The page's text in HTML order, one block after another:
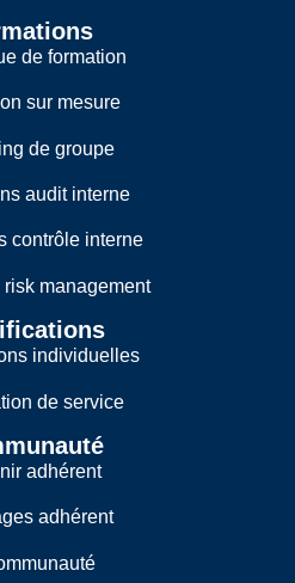
de formation
sur mesure
de groupe
audit interne
contrôle interne
risk management
individuelles
de service
adhérent
adhérent